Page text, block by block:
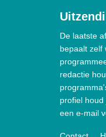
De laatste
bepaalt zelf
redactie
profiel
een e-mail